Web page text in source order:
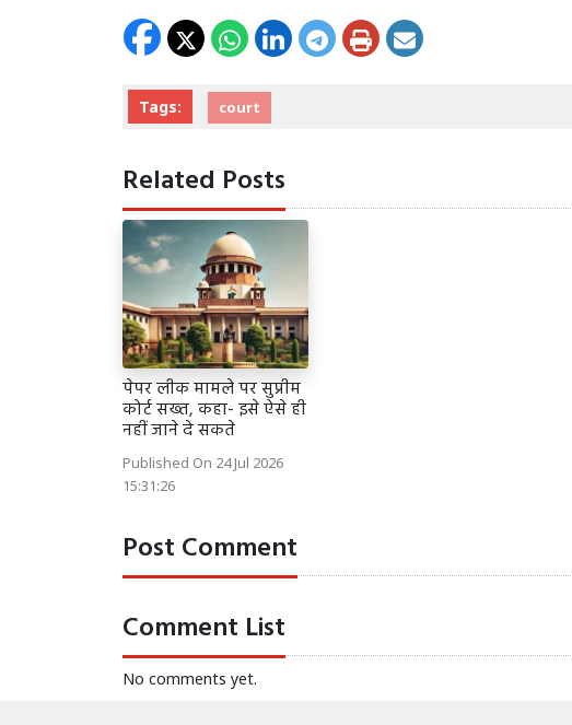
Tags: court
Related Posts
पेपर लीक मामले पर सुप्रीम
कोर्ट सख्त, कहा- इसे ऐसे ही
नहीं जाने दे सकते
Published On 24 Jul 2026
15:31:26
Post Comment
Comment List
No comments yet.